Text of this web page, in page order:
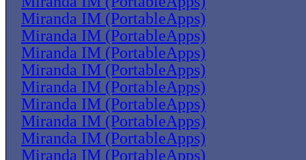
Miranda IM (PortableApps)
Miranda IM (PortableApps)
Miranda IM (PortableApps)
Miranda IM (PortableApps)
Miranda IM (PortableApps)
Miranda IM (PortableApps)
Miranda IM (PortableApps)
Miranda IM (PortableApps)
Miranda IM (PortableApps)